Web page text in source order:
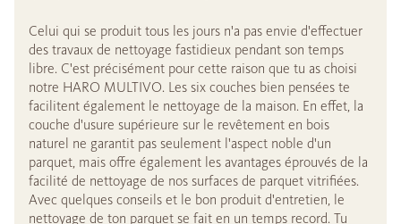
Celui qui se produit tous les jours n'a pas envie d'effectuer
des travaux de nettoyage fastidieux pendant son temps
libre. C'est précisément pour cette raison que tu as choisi
notre HARO MULTIVO. Les six couches bien pensées te
facilitent également le nettoyage de la maison. En effet, la
couche d'usure supérieure sur le revêtement en bois
naturel ne garantit pas seulement l'aspect noble d'un
parquet, mais offre également les avantages éprouvés de la
facilité de nettoyage de nos surfaces de parquet vitrifiées.
Avec quelques conseils et le bon produit d'entretien, le
nettoyage de ton parquet se fait en un temps record. Tu